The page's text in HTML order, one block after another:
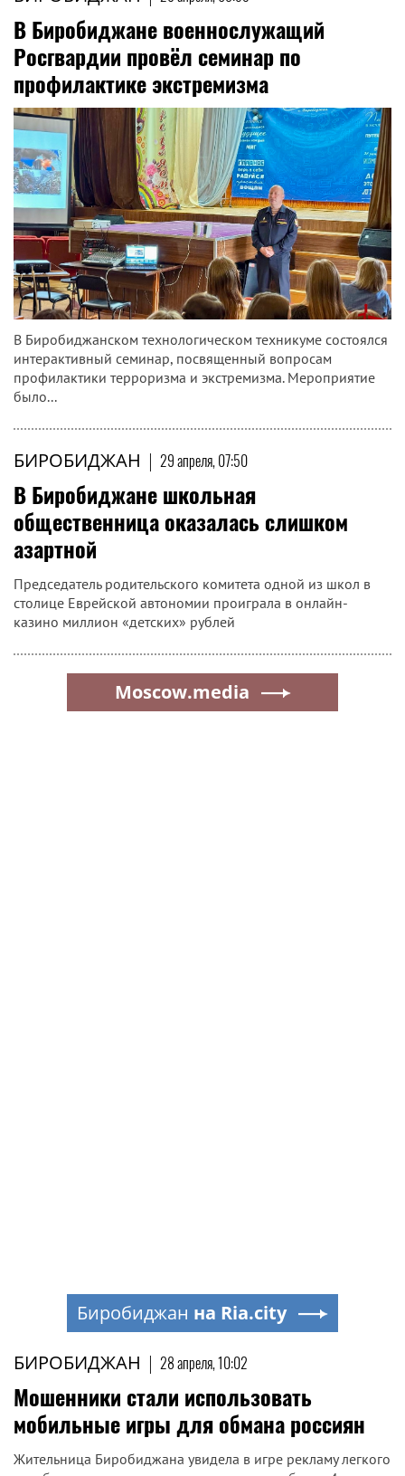
В Биробиджане военнослужащий
Росгвардии провёл семинар по
профилактике экстремизма
В Биробиджанском технологическом техникуме состоялся
интерактивный семинар, посвященный вопросам
профилактики терроризма и экстремизма. Мероприятие
было...
БИРОБИДЖАН | 29 апреля, 07:50
В Биробиджане школьная
общественница оказалась слишком
азартной
Председатель родительского комитета одной из школ в
столице Еврейской автономии проиграла в онлайн-
казино миллион «детских» рублей
БИРОБИДЖАН | 28 апреля, 10:02
Мошенники стали использовать
мобильные игры для обмана россиян
Жительница Биробиджана увидела в игре рекламу легкого
Moscow.media
Биробиджан на Ria.city